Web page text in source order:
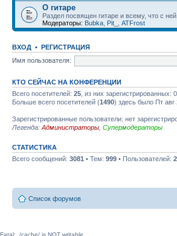
О гитаре
Раздел посвящен гитаре и всему, что с
Модераторы: Bubka Pit_ ATFrost
ВХОД • РЕГИСТРАЦИЯ
Имя пользователя:
КТО СЕЙЧАС НА КОНФЕРЕНЦИИ
Всего посетителей: 25 , из них
Больше всего посетителей (1490) здесь было Пт авг
Зарегистрированные пользователи: нет
Легенда: Администраторы Супермодераторы
СТАТИСТИКА
Всего сообщений: 3081 • Тем: 999 • Пользователей:
Список форумов
Fatal: ./cache/ is NOT writable.